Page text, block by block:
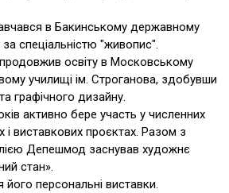
в Бакинському державному
спеціальністю "живопис".
освіту в Московському
училищі ім. Строганова, здобувши
графічного дизайну.
активно бере участь у численних
і виставкових проєктах. Разом з
Депешмод заснував художнє
стан».
персональні виставки.